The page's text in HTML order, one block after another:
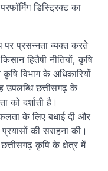
डिस्ट्रिक्ट का
पर प्रसन्नता व्यक्त करते
हितैषी नीतियों, कृषि
कृषि विभाग के अधिकारियों
उपलब्धि छत्तीसगढ़ के
को दर्शाती है।
के लिए बधाई दी और
की सराहना की।
छत्तीसगढ़ कृषि के क्षेत्र में